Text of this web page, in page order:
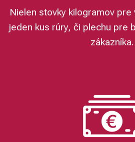
Nielen stovky kilogramov
jeden kus rúry, či plechu pre
zákazníka.